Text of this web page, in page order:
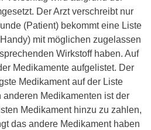
Der Arzt verschreibt nur
(Patient) bekommt eine Liste
mit möglichen zugelassen
Wirkstoff haben. Auf
Medikamente aufgelistet. Der
Medikament auf der Liste
Medikamenten ist der
Medikament hinzu zu zahlen,
das andere Medikament haben